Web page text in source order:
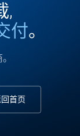
,
付。
首页